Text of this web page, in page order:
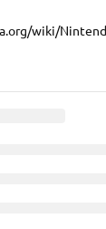
wiki/